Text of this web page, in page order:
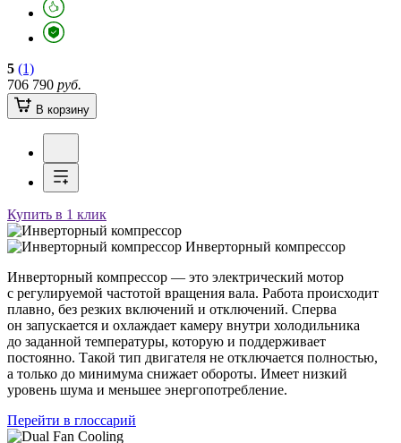
5 (1)
706 790 руб.
В корзину
Купить в 1 клик
Инверторный компрессор
Инверторный компрессор — это электрический мотор
с регулируемой частотой вращения вала. Работа происходит
плавно, без резких включений и отключений. Сперва
он запускается и охлаждает камеру внутри холодильника
до заданной температуры, которую и поддерживает
постоянно. Такой тип двигателя не отключается полностью,
а только до минимума снижает обороты. Имеет низкий
уровень шума и меньшее энергопотребление.
Перейти в глоссарий